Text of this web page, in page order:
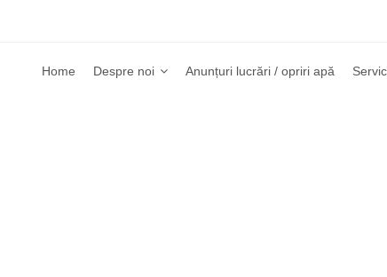
Home Despre noi Anunțuri lucrări / opriri apă